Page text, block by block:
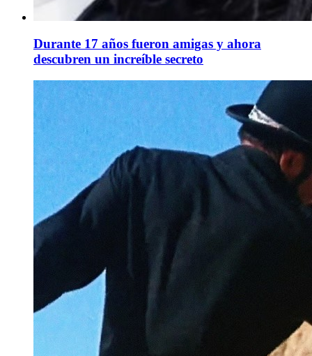
Durante 17 años fueron amigas y ahora
descubren un increíble secreto